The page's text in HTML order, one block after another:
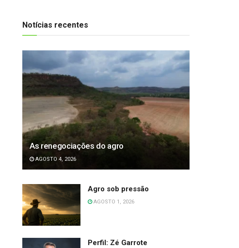
Notícias recentes
As renegociações do agro
AGOSTO 4, 2026
Agro sob pressão
AGOSTO 1, 2026
Perfil: Zé Garrote